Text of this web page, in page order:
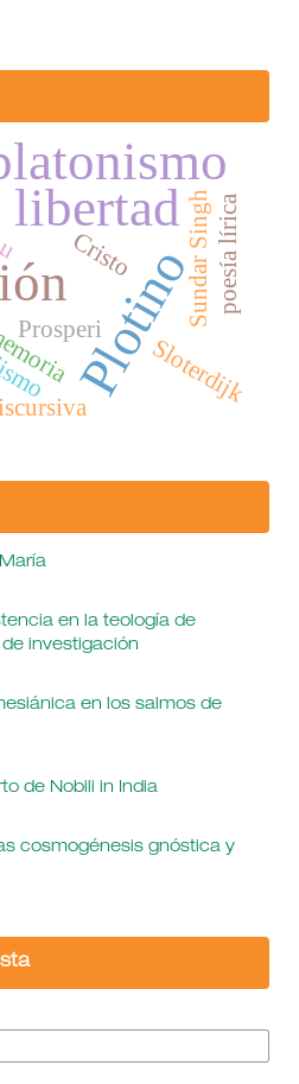
libertad
PlotinoSundar Singh
Prosperi
Sloterdijk
Cristo poesía lírica
en la teología de
investigación
en los salmos de
de Nobili in India
cosmogénesis gnóstica y